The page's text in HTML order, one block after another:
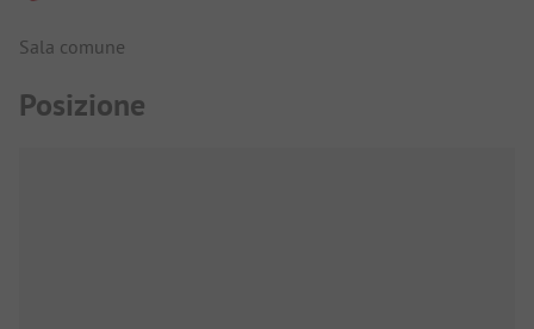
Sala comune
Posizione